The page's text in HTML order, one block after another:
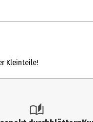
Kleinteile!